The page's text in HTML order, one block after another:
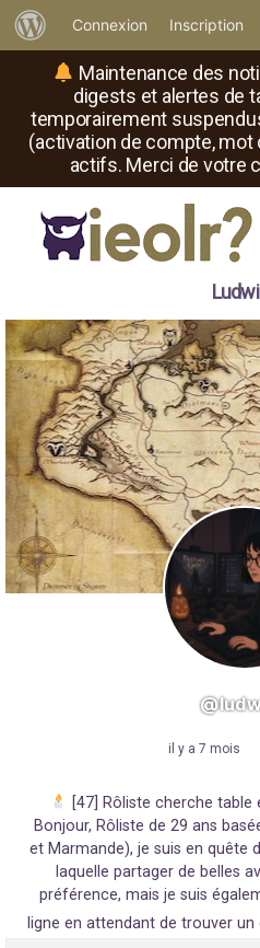
Maintenance des
digests et alertes de
temporairement
(activation de compte,
actifs. Merci de votre
propos
de
WordPress
Connexion Inscription
où
le
rôliste
?
il y a 7 mois
[47] Rôliste cherche table
Bonjour, Rôliste de 29 ans
et Marmande), je suis en quête
laquelle partager de belles
préférence, mais je suis
ligne en attendant de trouver un